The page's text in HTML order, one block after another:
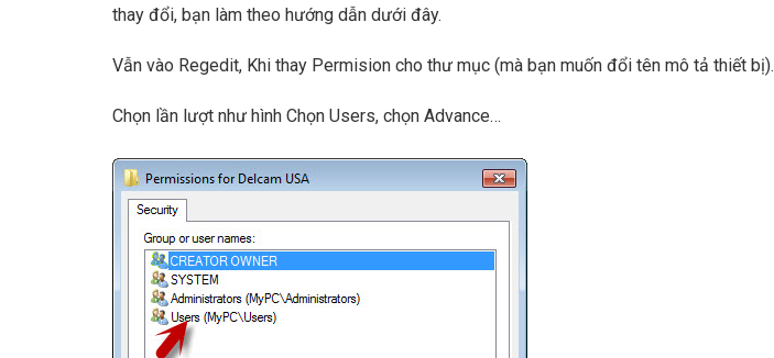
thay đổi, bạn làm theo hướng dẫn dưới đây.
Vẫn vào Regedit, Khi thay Permision cho thư mục (mà bạn muốn đổi tên mô tả thiết bị).
Chọn lần lượt như hình Chọn Users, chọn Advance…